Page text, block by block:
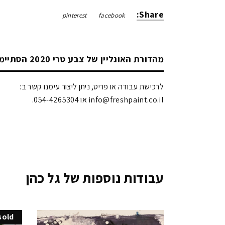
Share:
facebook
pinterest
מהדורת האונליין של צבע טרי 2020 הסתיימה!
לרכישת עבודה או פריט, ניתן ליצור עימנו קשר ב:
info@freshpaint.co.il‏ או 054-4265304.
עבודות נוספות של גל כהן